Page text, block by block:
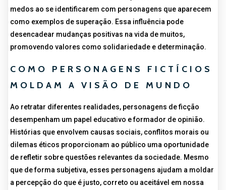
medos ao se identificarem com personagens que aparecem
como exemplos de superação. Essa influência pode
desencadear mudanças positivas na vida de muitos,
promovendo valores como solidariedade e determinação.
COMO PERSONAGENS FICTÍCIOS
MOLDAM A VISÃO DE MUNDO
Ao retratar diferentes realidades, personagens de ficção
desempenham um papel educativo e formador de opinião.
Histórias que envolvem causas sociais, conflitos morais ou
dilemas éticos proporcionam ao público uma oportunidade
de refletir sobre questões relevantes da sociedade. Mesmo
que de forma subjetiva, esses personagens ajudam a moldar
a percepção do que é justo, correto ou aceitável em nossa